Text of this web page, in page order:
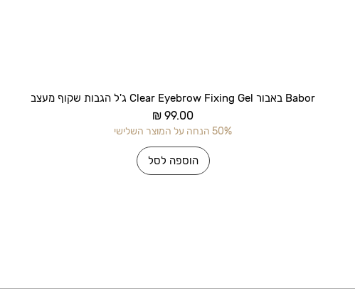
Babor באבור Clear Eyebrow Fixing Gel ג'ל הגבות שקוף מעצב
מחיר
50% הנחה על המוצר השלישי
הוספה לסל